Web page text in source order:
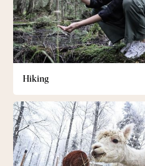
Hiking
Sigrid's
Pasture